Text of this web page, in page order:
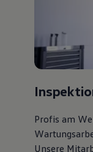
Profis am
Unsere